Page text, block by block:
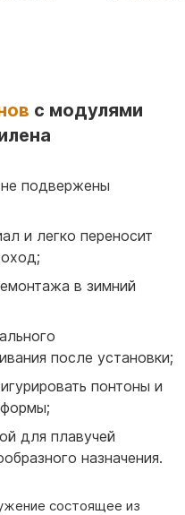
с модулями
подвержены
и легко переносит
в зимний
после установки;
понтоны и
для плавучей
назначения.
состоящее из